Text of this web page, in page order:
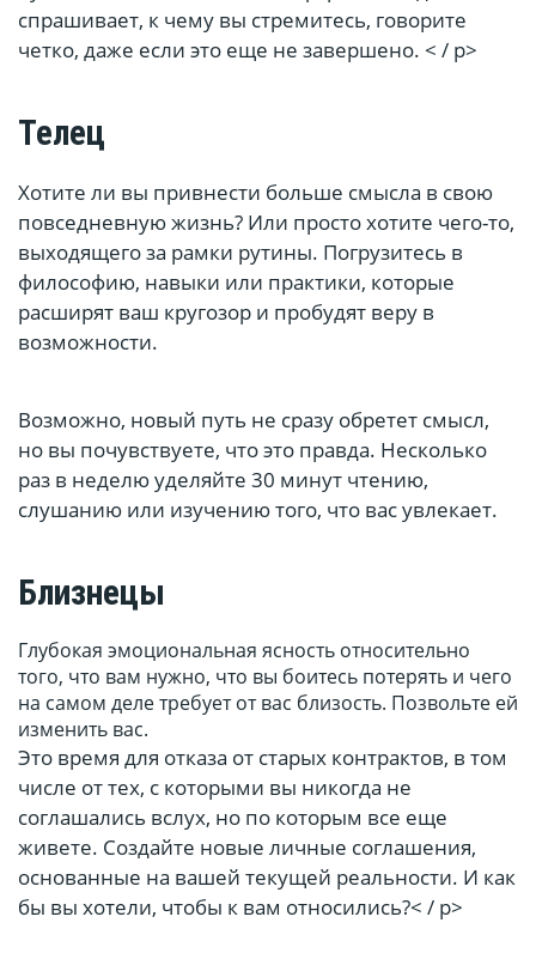
спрашивает, к чему вы стремитесь, говорите
четко, даже если это еще не завершено. < / p>
Телец
Хотите ли вы привнести больше смысла в свою
повседневную жизнь? Или просто хотите чего-то,
выходящего за рамки рутины. Погрузитесь в
философию, навыки или практики, которые
расширят ваш кругозор и пробудят веру в
возможности.
Возможно, новый путь не сразу обретет смысл,
но вы почувствуете, что это правда. Несколько
раз в неделю уделяйте 30 минут чтению,
слушанию или изучению того, что вас увлекает.
Близнецы
Глубокая эмоциональная ясность относительно
того, что вам нужно, что вы боитесь потерять и чего
на самом деле требует от вас близость. Позвольте ей
изменить вас.
Это время для отказа от старых контрактов, в том
числе от тех, с которыми вы никогда не
соглашались вслух, но по которым все еще
живете. Создайте новые личные соглашения,
основанные на вашей текущей реальности. И как
бы вы хотели, чтобы к вам относились?< / p>